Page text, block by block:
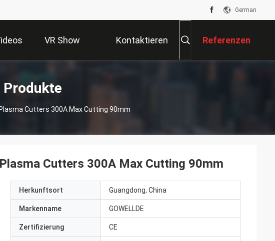
German
VR Show Kontaktieren Referenzen
Cutters 300A Max Cutting 90mm
Cutters 300A Max Cutting 90mm
Herkunftsort Guangdong, China
Markenname GOWELLDE
Zertifizierung CE